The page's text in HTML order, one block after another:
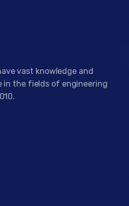
vast knowledge and
in the fields of engineering